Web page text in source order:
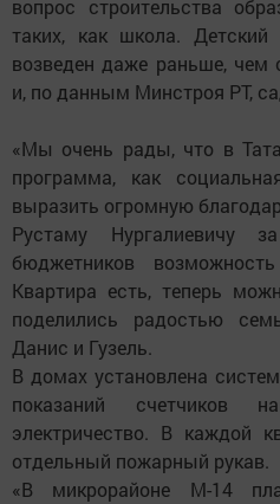
вопрос строительства
таких, как школа.
возведен даже раньше,
и, по данным Минстроя РТ,
«Мы очень рады, что в
программа, как
выразить огромную
Рустаму Нургалиевичу
бюджетников
Квартира есть, теперь
поделились радостью
Данис и Гузель.
В домах установлена
показаний счетчиков
электричество. В каждой
отдельный пожарный рукав.
«В микрорайоне М-14